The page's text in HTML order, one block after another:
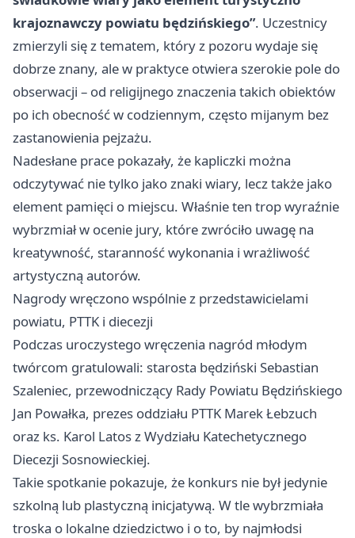
krajoznawczy powiatu będzińskiego”. Uczestnicy
zmierzyli się z tematem, który z pozoru wydaje się
dobrze znany, ale w praktyce otwiera szerokie pole do
obserwacji – od religijnego znaczenia takich obiektów
po ich obecność w codziennym, często mijanym bez
zastanowienia pejzażu.
Nadesłane prace pokazały, że kapliczki można
odczytywać nie tylko jako znaki wiary, lecz także jako
element pamięci o miejscu. Właśnie ten trop wyraźnie
wybrzmiał w ocenie jury, które zwróciło uwagę na
kreatywność, staranność wykonania i wrażliwość
artystyczną autorów.
Nagrody wręczono wspólnie z przedstawicielami
powiatu, PTTK i diecezji
Podczas uroczystego wręczenia nagród młodym
twórcom gratulowali: starosta będziński Sebastian
Szaleniec, przewodniczący Rady Powiatu Będzińskiego
Jan Powałka, prezes oddziału PTTK Marek Łebzuch
oraz ks. Karol Latos z Wydziału Katechetycznego
Diecezji Sosnowieckiej.
Takie spotkanie pokazuje, że konkurs nie był jedynie
szkolną lub plastyczną inicjatywą. W tle wybrzmiała
troska o lokalne dziedzictwo i o to, by najmłodsi